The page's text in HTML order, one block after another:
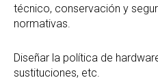
técnico, conservación y
normativas.
Diseñar la política de
sustituciones, etc.